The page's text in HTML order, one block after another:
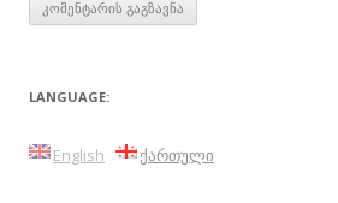
LANGUAGE:
English ქართული